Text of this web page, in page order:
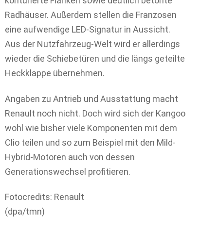
Radhäuser. Außerdem stellen die Franzosen
eine aufwendige LED-Signatur in Aussicht.
Aus der Nutzfahrzeug-Welt wird er allerdings
wieder die Schiebetüren und die längs geteilte
Heckklappe übernehmen.
Angaben zu Antrieb und Ausstattung macht
Renault noch nicht. Doch wird sich der Kangoo
wohl wie bisher viele Komponenten mit dem
Clio teilen und so zum Beispiel mit den Mild-
Hybrid-Motoren auch von dessen
Generationswechsel profitieren.
Fotocredits: Renault
(dpa/tmn)